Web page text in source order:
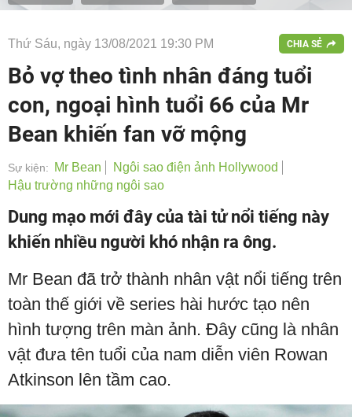
Thứ Sáu, ngày 13/08/2021 19:30 PM CHIA SẺ
Bỏ vợ theo tình nhân đáng tuổi
con, ngoại hình tuổi 66 của Mr
Bean khiến fan vỡ mộng
Sự kiện: Mr Bean
Ngôi sao điện ảnh Hollywood
Hậu trường những ngôi sao
Dung mạo mới đây của tài tử nổi tiếng này
khiến nhiều người khó nhận ra ông.
Mr Bean đã trở thành nhân vật nổi tiếng trên
toàn thế giới về series hài hước tạo nên
hình tượng trên màn ảnh. Đây cũng là nhân
vật đưa tên tuổi của nam diễn viên Rowan
Atkinson lên tầm cao.